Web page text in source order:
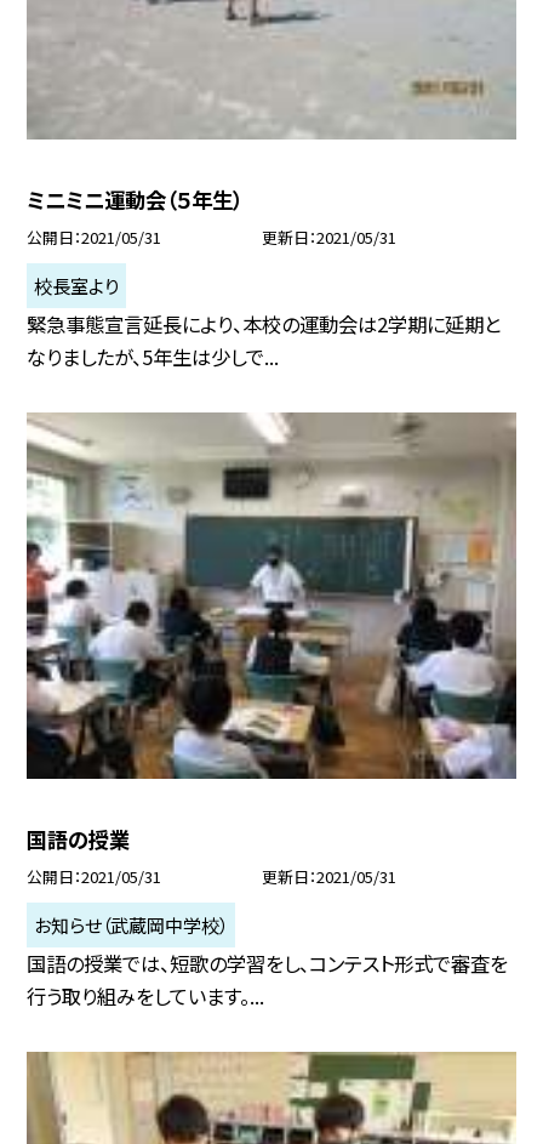
ミニミニ運動会（５年生）
公開日 2021/05/31 更新日 2021/05/31
校長室より
緊急事態宣言延長により、本校の運動会は2学期に延期と
なりましたが、5年生は少しで...
国語の授業
公開日 2021/05/31 更新日 2021/05/31
お知らせ（武蔵岡中学校）
国語の授業では、短歌の学習をし、コンテスト形式で審査を
行う取り組みをしています。...